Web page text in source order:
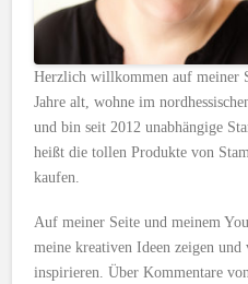
Herzlich willkommen auf meiner
Jahre alt, wohne im
und bin seit 2012 unabhängige
heißt die tollen Produkte von
kaufen.
Auf meiner Seite und meinem
meine kreativen Ideen zeigen
inspirieren. Über Kommentare